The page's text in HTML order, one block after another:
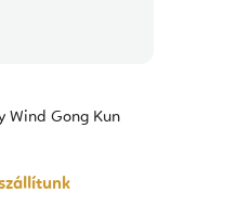
Wind Gong Kun